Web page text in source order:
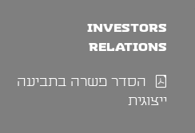
INVESTORS
RELATIONS
הסדר פשרה בתביעה
ייצוגית